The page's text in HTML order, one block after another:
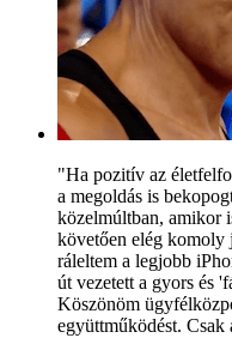
"Ha pozitív az
a megoldás is
közelmúltban, amikor
követően elég komoly
ráleltem a legjobb
út vezetett a gyors és
Köszönöm
együttműködést.